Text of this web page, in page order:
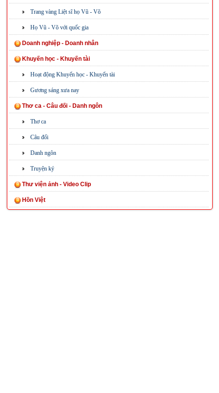
Trang vàng Liệt sĩ họ Vũ - Võ
Họ Vũ - Võ với quốc gia
Doanh nghiệp - Doanh nhân
Khuyến học - Khuyến tài
Hoạt động Khuyến học - Khuyến tài
Gương sáng xưa nay
Thơ ca - Câu đối - Danh ngôn
Thơ ca
Câu đối
Danh ngôn
Truyện ký
Thư viện ảnh - Video Clip
Hồn Việt